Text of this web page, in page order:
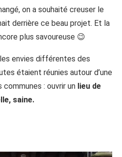
on a souhaité creuser le
derrière ce beau projet. Et la
plus savoureuse 😉
envies différentes des
étaient réunies autour d’une
: ouvrir un lieu de
saine.